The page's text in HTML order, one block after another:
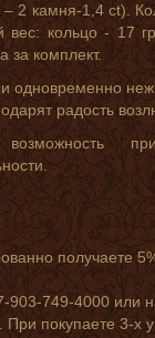
– 2 камня-1,4 ct).
вес: кольцо - 17
за комплект.
одновременно
радость
получаете
903-749-4000 или
покупаете 3-х